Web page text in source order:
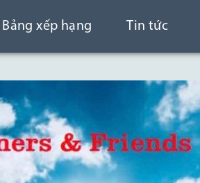
Bảng xếp hạng Tin tức